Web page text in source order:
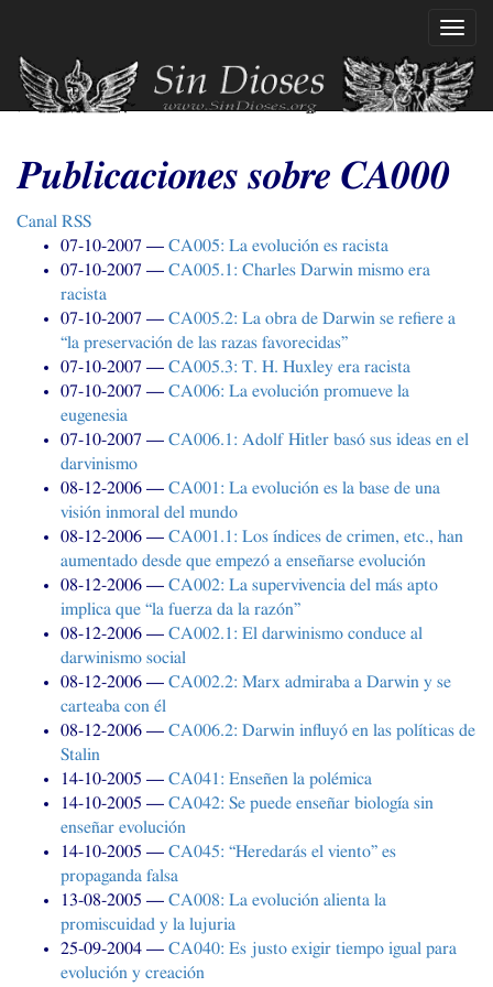
contenido
principal
Publicaciones sobre CA000
Canal RSS
07-10-2007
CA005: La evolución es racista
07-10-2007
CA005.1: Charles Darwin mismo era
racista
07-10-2007
CA005.2: La obra de Darwin se refiere a
“la preservación de las razas favorecidas”
07-10-2007
CA005.3: T. H. Huxley era racista
07-10-2007
CA006: La evolución promueve la
eugenesia
07-10-2007
CA006.1: Adolf Hitler basó sus ideas en el
darvinismo
08-12-2006
CA001 : La evolución es la base de una
visión inmoral del mundo
08-12-2006
CA001 .1: Los índices de crimen, etc., han
aumentado desde que empezó a enseñarse evolución
08-12-2006
CA002: La supervivencia del más apto
implica que “la fuerza da la razón”
08-12-2006
CA002.1: El darwinismo conduce al
darwinismo social
08-12-2006
CA002.2: Marx admiraba a Darwin y se
carteaba con él
08-12-2006
CA006.2: Darwin influyó en las políticas de
Stalin
14-10-2005
CA041 : Enseñen la polémica
14-10-2005
CA042: Se puede enseñar biología sin
enseñar evolución
14-10-2005
CA045: “Heredarás el viento” es
propaganda falsa
13-08-2005
CA008: La evolución alienta la
promiscuidad y la lujuria
25-09-2004
CA040: Es justo exigir tiempo igual para
evolución y creación